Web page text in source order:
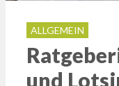
ALLGEMEIN
und